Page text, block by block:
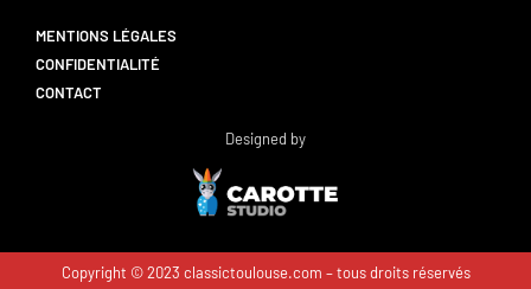
MENTIONS LÉGALES
CONFIDENTIALITÉ
CONTACT
Designed by
Copyright © 2023 classictoulouse.com – tous droits réservés